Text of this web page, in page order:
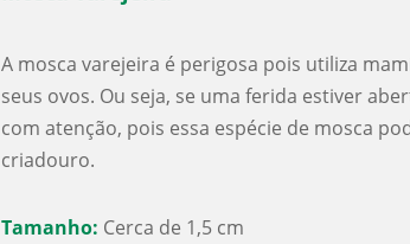
A mosca varejeira é perigosa pois utiliza
seus ovos. Ou seja, se uma ferida estiver
com atenção, pois essa espécie de mosca
criadouro.
Tamanho: Cerca de 1,5 cm